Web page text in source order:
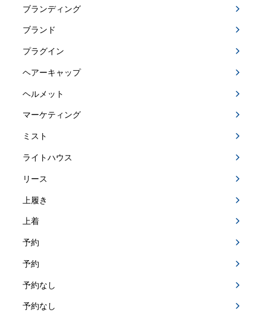
ブランディング
ブランド
プラグイン
ヘアーキャップ
ヘルメット
マーケティング
ミスト
ライトハウス
リース
上履き
上着
予約
予約
予約なし
予約なし